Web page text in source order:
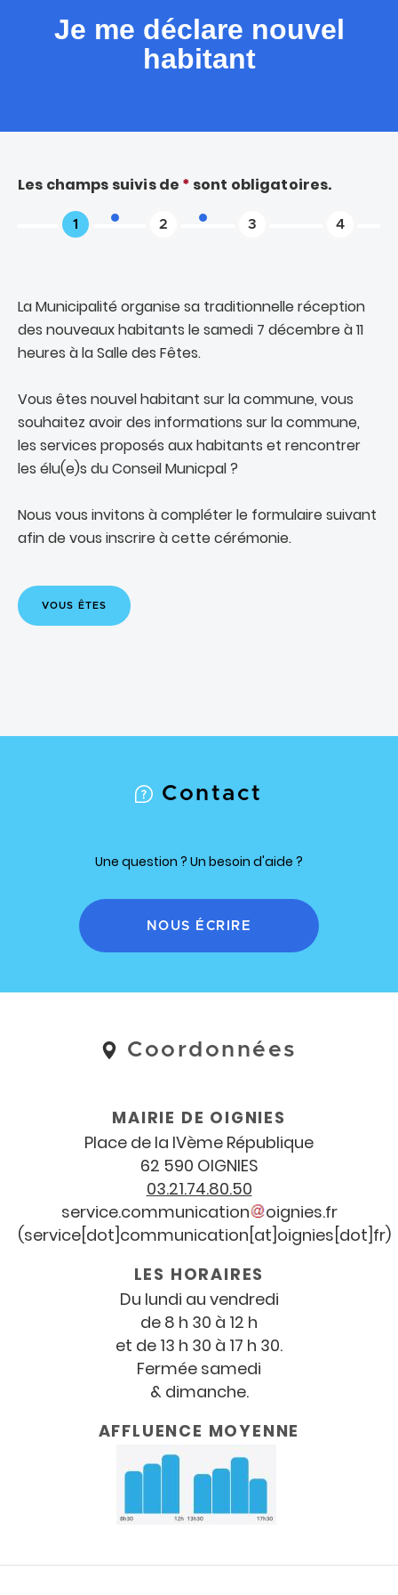
Je me déclare nouvel
habitant
Les champs suivis de * sont obligatoires.
1
sur
2 3 4
La Municipalité organise sa traditionnelle réception
des nouveaux habitants le samedi 7 décembre à 11
heures à la Salle des Fêtes.
Vous êtes nouvel habitant sur la commune, vous
souhaitez avoir des informations sur la commune,
les services proposés aux habitants et rencontrer
les élu(e)s du Conseil Municpal ?
Nous vous invitons à compléter le formulaire suivant
afin de vous inscrire à cette cérémonie.
VOUS ÊTES
Coordonnées
Coordonnées
horaires
MAIRIE DE OIGNIES
Place de la IVème République
62 590 OIGNIES
03.21.74.80.50
service.communication oignies.fr
(service[dot]communication[at]oignies[dot]fr)
LES HORAIRES
Du lundi au vendredi
de 8 h 30 à 12 h
et de 13 h 30 à 17 h 30.
Fermée samedi
& dimanche.
AFFLUENCE MOYENNE
Contact
Une question ? Un besoin d'aide ?
NOUS ÉCRIRE